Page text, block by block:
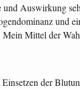
Auswirkung
und
Mittel der
der